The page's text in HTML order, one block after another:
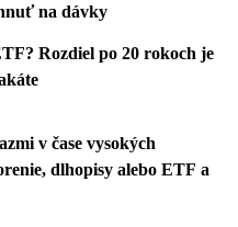
na dávky
Rozdiel po 20 rokoch je
v čase vysokých
dlhopisy alebo ETF a